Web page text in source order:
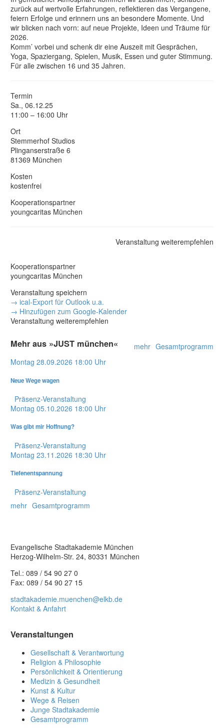
zurück auf wertvolle Erfahrungen, reflektieren das Vergangene,
feiern Erfolge und erinnern uns an besondere Momente. Und
wir blicken nach vorn: auf neue Projekte, Ideen und Träume für
2026.
Komm’ vorbei und schenk dir eine Auszeit mit Gesprächen,
Yoga, Spaziergang, Spielen, Musik, Essen und guter Stimmung.
Für alle zwischen 16 und 35 Jahren.
Termin
Sa., 06.12.25
11:00 – 16:00 Uhr
Ort
Stemmerhof Studios
Plinganserstraße 6
81369 München
Kosten
kostenfrei
Kooperationspartner
youngcaritas München
Veranstaltung weiterempfehlen
Kooperationspartner
youngcaritas München
Veranstaltung speichern
→ ical-Export für Outlook u.a.
→ Hinzufügen zum Google-Kalender
Veranstaltung weiterempfehlen
Gesamtprogramm
mehr
Mehr aus »JUST münchen«
Montag 28.09.2026 18:00 Uhr
Neue Wege wagen
Präsenz-Veranstaltung
Montag 05.10.2026 18:00 Uhr
Was gibt mir Hoffnung?
Präsenz-Veranstaltung
Montag 23.11.2026 18:30 Uhr
Tiefenentspannung
Präsenz-Veranstaltung
mehr Gesamtprogramm
Evangelische Stadtakademie München
Herzog-Wilhelm-Str. 24, 80331 München
Tel.: 089 / 54 90 27 0
Fax: 089 / 54 90 27 15
stadtakademie.muenchen@elkb.de
Kontakt & Anfahrt
Veranstaltungen
Gesellschaft & Verantwortung
Religion & Philosophie
Persönlichkeit & Orientierung
Medizin & Gesundheit
Kunst & Kultur
Wege & Reisen
Junge Stadtakademie
Gesamtprogramm